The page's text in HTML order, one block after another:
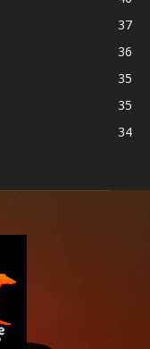
37
36
35
35
34